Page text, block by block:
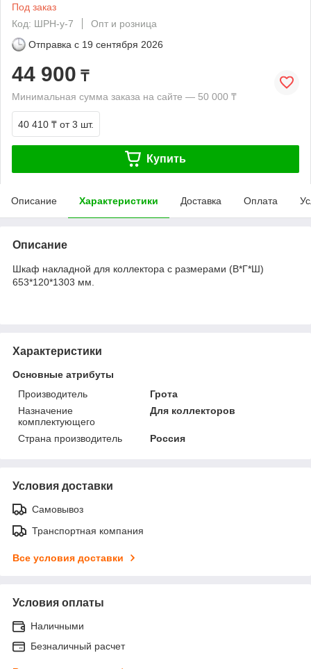
Под заказ
Код: ШРН-у-7
Опт и розница
Отправка с 19 сентября 2026
44 900 ₸
Минимальная сумма заказа на сайте — 50 000 ₸
40 410 ₸ от 3 шт.
Купить
Описание Характеристики Доставка Оплата
Описание
Шкаф накладной для коллектора с размерами (В*Г*Ш)
653*120*1303 мм.
Характеристики
Основные атрибуты
Производитель
Грота
Назначение
комплектующего
Для коллекторов
Страна производитель Россия
Условия доставки
Самовывоз
Транспортная компания
Все условия доставки
Условия оплаты
Наличными
Безналичный расчет